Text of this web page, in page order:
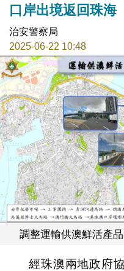
口岸出境返回珠海
治安警察局
2025-06-22 10:48
調整運輸供澳鮮活產
經珠澳兩地政府